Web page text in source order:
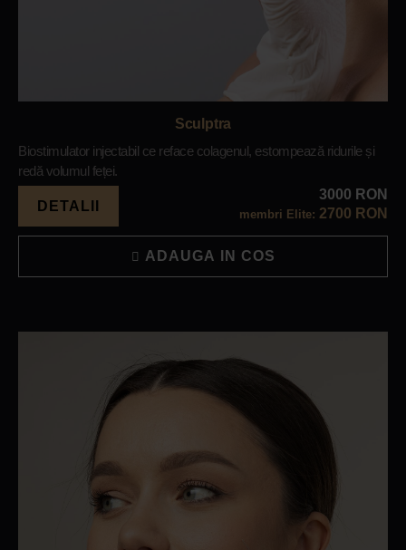
Sculptra
Biostimulator injectabil ce reface colagenul, estompează ridurile și
redă volumul feței.
3000 RON
membri Elite: 2700 RON
DETALII
ADAUGA IN COS